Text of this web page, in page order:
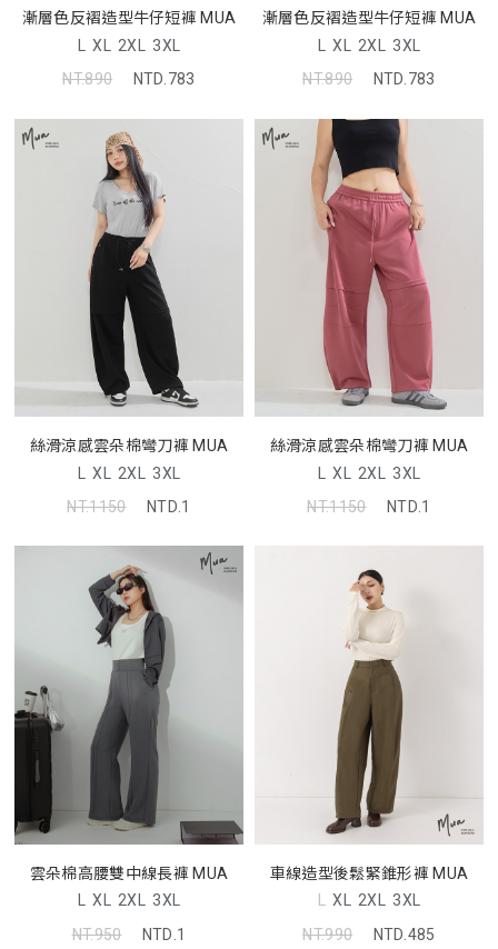
漸層色反褶造型牛仔短褲 MUA
L XL 2XL 3XL
NT.890
NTD.783
漸層色反褶造型牛仔短褲 MUA
L XL 2XL 3XL
NT.890
NTD.783
絲滑涼感雲朵棉彎刀褲 MUA
L XL 2XL 3XL
NT.1150
NTD.1
絲滑涼感雲朵棉彎刀褲 MUA
L XL 2XL 3XL
NT.1150
NTD.1
雲朵棉高腰雙中線長褲 MUA
L XL 2XL 3XL
NT.950
NTD.1
車線造型後鬆緊錐形褲 MUA
L XL 2XL 3XL
NT.990
NTD.485